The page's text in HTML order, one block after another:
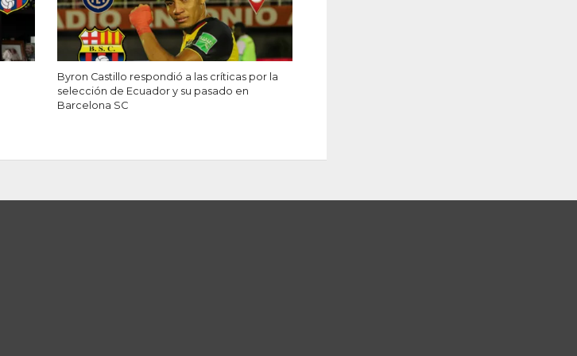
Byron Castillo respondió a las críticas por la
selección de Ecuador y su pasado en
Barcelona SC